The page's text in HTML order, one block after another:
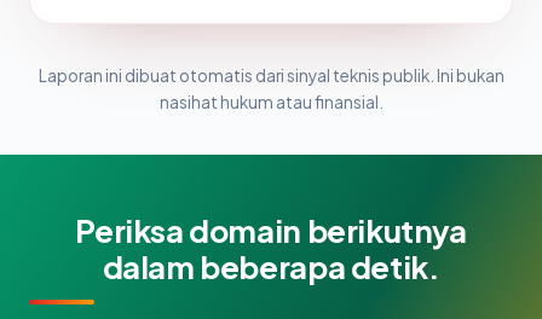
Laporan ini dibuat otomatis dari sinyal teknis publik. Ini bukan
nasihat hukum atau finansial.
Periksa domain berikutnya
dalam beberapa detik.